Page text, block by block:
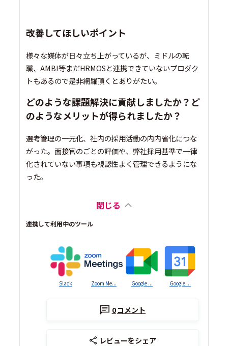
改善してほしいポイント
様々な媒体が日々立ち上がっているが、ミドルの転
職、AMBI等まだHRMOSと連携できていないプロダク
トもあるので是非網羅頂くとありがたい。
どのような課題解決に貢献しましたか？ど
のようなメリットが得られましたか？
選考管理の一元化、社内の採用活動の内内省化につな
がった。面接官のごとの評価や、弊社採用基準で一律
化されていない事項も視認性よく管理できるようにな
った。
閉じる
連携して利用中のツール
Slack Zoom Me... Google ... Google ...
0コメント
レビューをシェア